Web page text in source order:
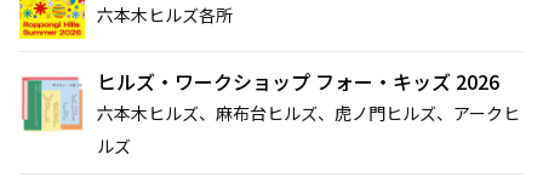
六本木ヒルズ各所
ヒルズ・ワークショップ フォー・キッズ 2026
六本木ヒルズ、麻布台ヒルズ、虎ノ門ヒルズ、アークヒ
ルズ